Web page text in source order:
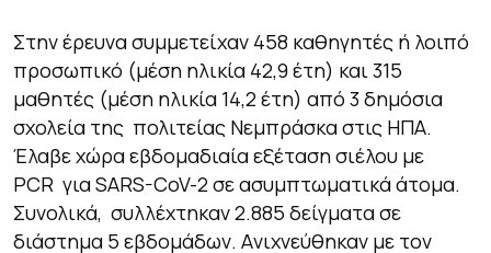
Στην έρευνα συμμετείχαν 458 καθηγητές ή λοιπό
προσωπικό (μέση ηλικία 42,9 έτη) και 315
μαθητές (μέση ηλικία 14,2 έτη) από 3 δημόσια
σχολεία της πολιτείας Νεμπράσκα στις ΗΠΑ.
Έλαβε χώρα εβδομαδιαία εξέταση σιέλου με
PCR για SARS-CoV-2 σε ασυμπτωματικά άτομα.
Συνολικά, συλλέχτηκαν 2.885 δείγματα σε
διάστημα 5 εβδομάδων. Aνιχνεύθηκαν με τον